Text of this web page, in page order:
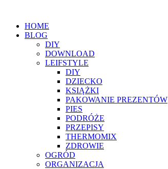
HOME
BLOG
DIY
DOWNLOAD
LEIFSTYLE
DIY
DZIECKO
KSIĄŻKI
PAKOWANIE PREZENTÓW
PIES
PODRÓŻE
PRZEPISY
THERMOMIX
ZDROWIE
OGRÓD
ORGANIZACJA